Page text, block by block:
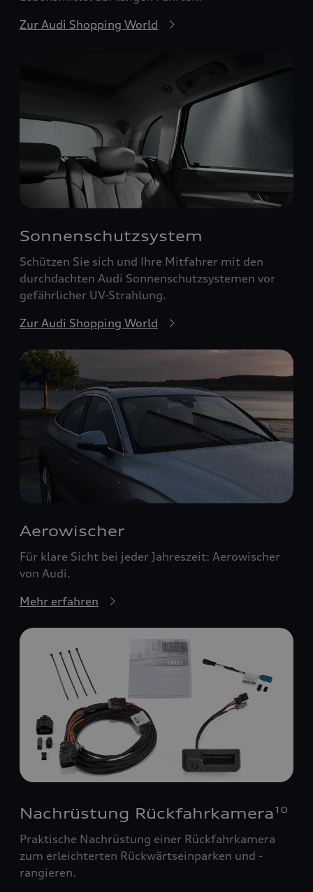
Zur Audi Shopping World
Sonnenschutzsystem
Schützen Sie sich und Ihre Mitfahrer mit den
durchdachten Audi Sonnenschutzsystemen vor
gefährlicher UV-Strahlung.
Zur Audi Shopping World
Aerowischer
Für klare Sicht bei jeder Jahreszeit: Aerowischer
von Audi.
Mehr erfahren
Nachrüstung Rückfahrkamera 10
Praktische Nachrüstung einer Rückfahrkamera
zum erleichterten Rückwärtseinparken und -
rangieren.